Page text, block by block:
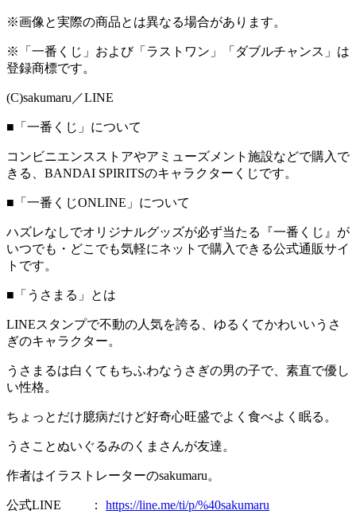
※画像と実際の商品とは異なる場合があります。
※「一番くじ」および「ラストワン」「ダブルチャンス」は
登録商標です。
(C)sakumaru／LINE
■「一番くじ」について
コンビニエンスストアやアミューズメント施設などで購入で
きる、BANDAI SPIRITSのキャラクターくじです。
■「一番くじONLINE」について
ハズレなしでオリジナルグッズが必ず当たる『一番くじ』が
いつでも・どこでも気軽にネットで購入できる公式通販サイ
トです。
■「うさまる」とは
LINEスタンプで不動の人気を誇る、ゆるくてかわいいうさ
ぎのキャラクター。
うさまるは白くてもちふわなうさぎの男の子で、素直で優し
い性格。
ちょっとだけ臆病だけど好奇心旺盛でよく食べよく眠る。
うさことぬいぐるみのくまさんが友達。
作者はイラストレーターのsakumaru。
公式LINE ： https://line.me/ti/p/%40sakumaru